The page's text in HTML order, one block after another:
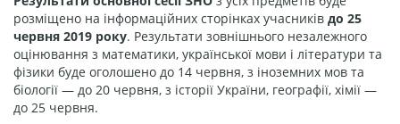
розміщено на інформаційних сторінках учасників до 25
червня 2019 року. Результати зовнішнього незалежного
оцінювання з математики, української мови і літератури та
фізики буде оголошено до 14 червня, з іноземних мов та
біології — до 20 червня, з історії України, географії, хімії —
до 25 червня.